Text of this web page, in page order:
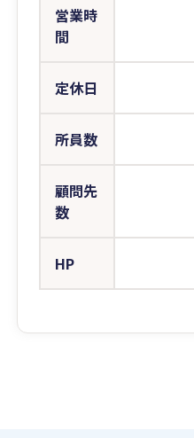
営業時
間
定休日
所員数
顧問先
数
HP